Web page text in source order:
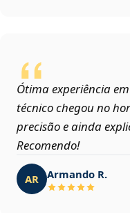
Ótima experiência
técnico chegou no
precisão e ainda
Recomendo!
AR Armando R.